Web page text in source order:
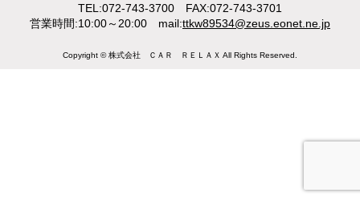
TEL:072-743-3700 FAX:072-743-3701
営業時間:10:00～20:00 mail:ttkw89534@zeus.eonet.ne.jp
Copyright © 株式会社 ＣＡＲ ＲＥＬＡＸ All Rights Reserved.